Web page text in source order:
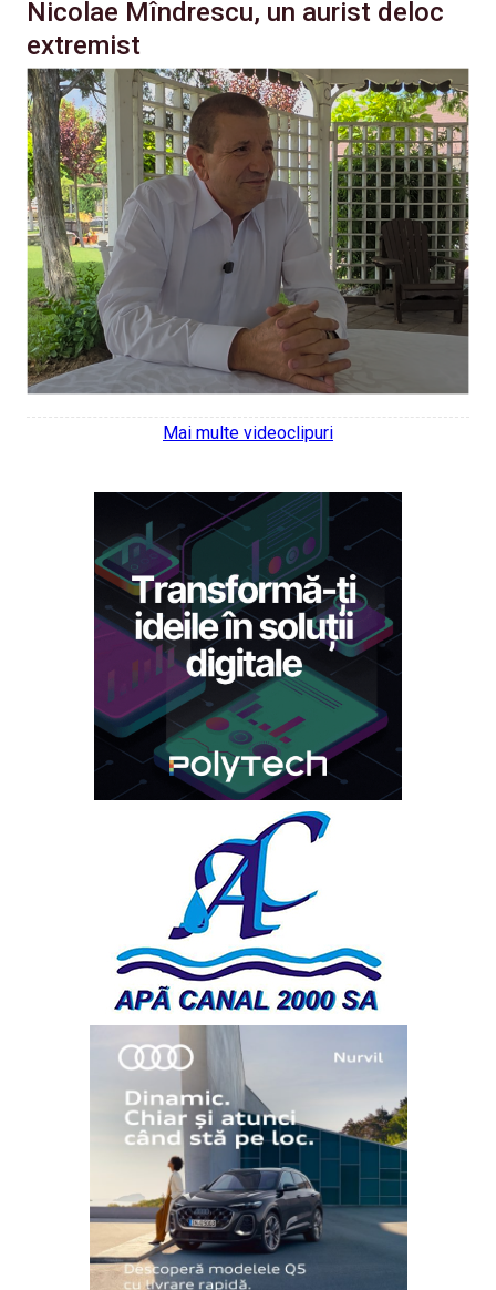
Nicolae Mîndrescu, un aurist deloc
extremist
Mai multe videoclipuri